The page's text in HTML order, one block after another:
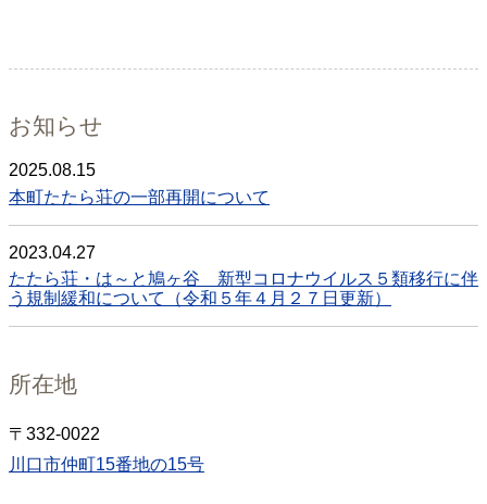
お知らせ
2025.08.15
本町たたら荘の一部再開について
2023.04.27
たたら荘・は～と鳩ヶ谷 新型コロナウイルス５類移行に伴
う規制緩和について（令和５年４月２７日更新）
所在地
〒332-0022
川口市仲町15番地の15号